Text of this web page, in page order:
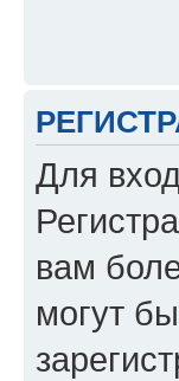
Для
вам
могут